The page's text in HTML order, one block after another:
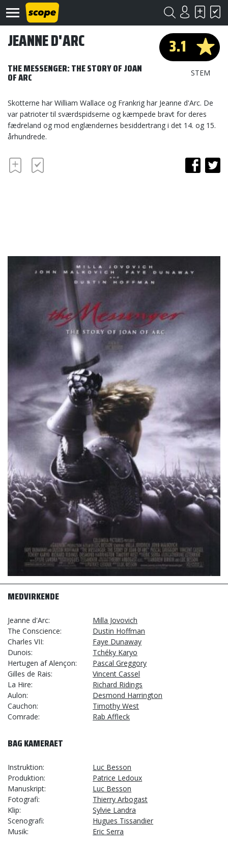
Om
Scope
3.1
STEM
JEANNE D'ARC
THE MESSENGER: THE STORY OF JOAN
OF ARC
Skotterne har William Wallace og Frankrig har Jeanne d'Arc. De
var patrioter til sværdspidserne og kæmpede bravt for deres
fædreland og mod englændernes besiddertrang i det 14. og 15.
århundrede.
MEDVIRKENDE
Jeanne d'Arc
Milla Jovovich
The Conscience
Dustin Hoffman
Charles VII
Faye Dunaway
Dunois
Tchéky Karyo
Hertugen af Alençon
Pascal Greggory
Gilles de Rais
Vincent Cassel
La Hire
Richard Ridings
Aulon
Desmond Harrington
Cauchon
Timothy West
Comrade
Rab Affleck
BAG KAMERAET
Instruktion
Luc Besson
Produktion
Patrice Ledoux
Manuskript
Luc Besson
Fotografi
Thierry Arbogast
Klip
Sylvie Landra
Scenografi
Hugues Tissandier
Musik
Eric Serra